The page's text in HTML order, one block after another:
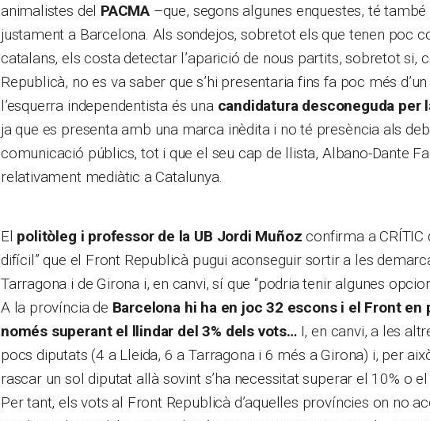
animalistes del PACMA –que, segons algunes enquestes, té
justament a Barcelona. Als sondejos, sobretot els que tenen poc
catalans, els costa detectar l’aparició de nous partits, sobretot si,
Republicà, no es va saber que s’hi presentaria fins fa poc més
l’esquerra independentista és una candidatura desconeguda per
ja que es presenta amb una marca inèdita i no té presència als
comunicació públics, tot i que el seu cap de llista, Albano-Dante
relativament mediàtic a Catalunya.
El politòleg i professor de la UB Jordi Muñoz confirma a CRÍTIC
difícil” que el Front Republicà pugui aconseguir sortir a les
Tarragona i de Girona i, en canvi, sí que “podria tenir algunes
A la província de Barcelona hi ha en joc 32 escons i el Front en
només superant el llindar del 3% dels vots… I, en canvi, a les
pocs diputats (4 a Lleida, 6 a Tarragona i 6 més a Girona) i, per
rascar un sol diputat allà sovint s’ha necessitat superar el 10% o
Per tant, els vots al Front Republicà d’aquelles províncies on no